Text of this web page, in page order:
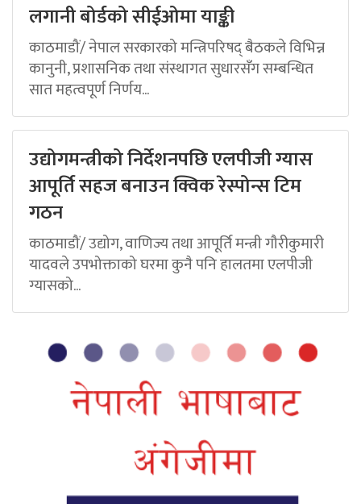
लगानी बोर्डको सीईओमा याङ्की
काठमाडौं/ नेपाल सरकारको मन्त्रिपरिषद् बैठकले विभिन्न
कानुनी, प्रशासनिक तथा संस्थागत सुधारसँग सम्बन्धित
सात महत्वपूर्ण निर्णय...
उद्योगमन्त्रीको निर्देशनपछि एलपीजी ग्यास
आपूर्ति सहज बनाउन क्विक रेस्पोन्स टिम
गठन
काठमाडौं/ उद्योग, वाणिज्य तथा आपूर्ति मन्त्री गौरीकुमारी
यादवले उपभोक्ताको घरमा कुनै पनि हालतमा एलपीजी
ग्यासको...